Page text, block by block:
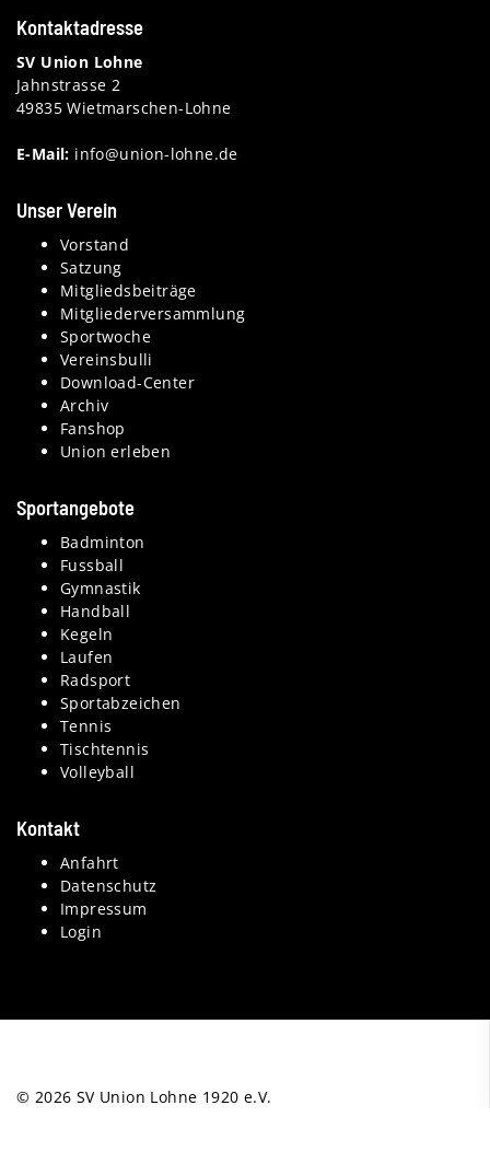
Kontaktadresse
SV Union Lohne
Jahnstrasse 2
49835 Wietmarschen-Lohne
E-Mail: info@union-lohne.de
Unser Verein
Vorstand
Satzung
Mitgliedsbeiträge
Mitgliederversammlung
Sportwoche
Vereinsbulli
Download-Center
Archiv
Fanshop
Union erleben
Sportangebote
Badminton
Fussball
Gymnastik
Handball
Kegeln
Laufen
Radsport
Sportabzeichen
Tennis
Tischtennis
Volleyball
Kontakt
Anfahrt
Datenschutz
Impressum
Login
© 2026 SV Union Lohne 1920 e.V.